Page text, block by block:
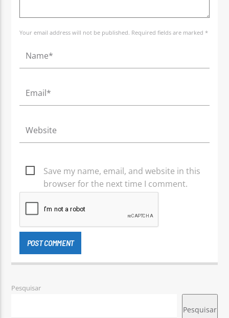
Your email address will not be published. Required fields are marked *
Save my name, email, and website in this
browser for the next time I comment.
Pesquisar
Pesquisar